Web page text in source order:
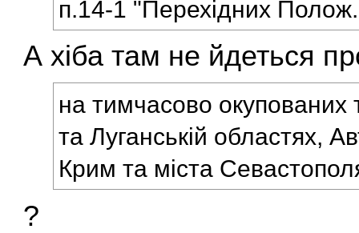
п.14-1 "Перехідних
А хіба там не йдеться
на тимчасово окупованих
та Луганській областях,
Крим та міста
?